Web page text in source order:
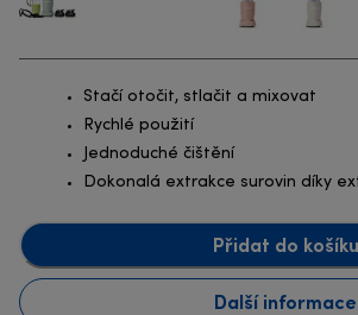
Stačí otočit, stlačit a mixovat
Rychlé použití
Jednoduché čištění
Dokonalá extrakce surovin díky
Přidat do košíku
Další informace